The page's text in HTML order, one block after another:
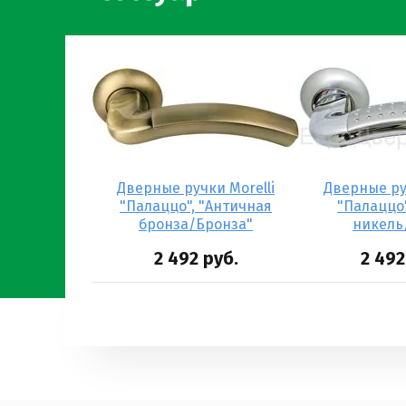
Дверные ручки Morelli
"Палаццо", "Античная
бронза/Бронза"
2 492руб.
Дверные
2 492